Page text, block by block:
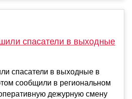
спасатели в выходные
спасатели в выходные в
сообщили в региональном
дежурную смену